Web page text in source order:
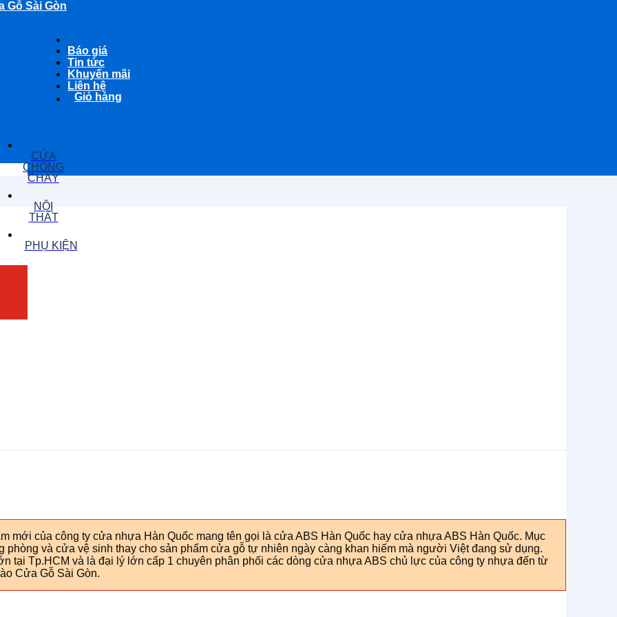
Gỗ Sài Gòn
Báo giá
Tin tức
Khuyến mãi
Liên hệ
Giỏ hàng
CỬA
CHỐNG
CHÁY
NỘI
THẤT
PHỤ KIỆN
mới của công ty cửa nhựa Hàn Quốc mang tên gọi là cửa ABS Hàn Quốc hay cửa nhựa ABS Hàn Quốc. Mục
và cửa vệ sinh thay cho sản phẩm cửa gỗ tự nhiên ngày càng khan hiếm mà người Việt đang sử dụng.
tại Tp.HCM và là đại lý lớn cấp 1 chuyên phân phối các dòng cửa nhựa ABS chủ lực của công ty nhựa đến từ
Cửa Gỗ Sài Gòn.